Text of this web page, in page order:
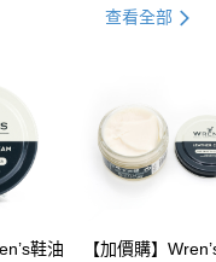
查看全部
鞋油
【加價購】